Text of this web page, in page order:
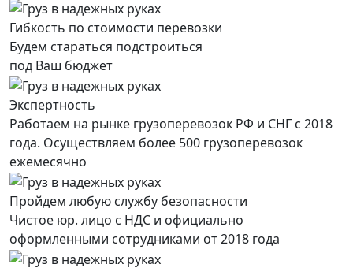
Гибкость по стоимости перевозки
Будем стараться подстроиться
под Ваш бюджет
Экспертность
Работаем на рынке грузоперевозок РФ и СНГ с 2018
года. Осуществляем более 500 грузоперевозок
ежемесячно
Пройдем любую службу безопасности
Чистое юр. лицо с НДС и официально
оформленными сотрудниками от 2018 года